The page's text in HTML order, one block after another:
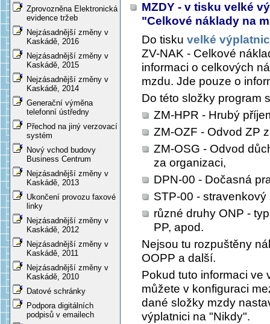
Zprovozněna Elektronická
evidence tržeb
Nejzásadnější změny v
Kaskádě, 2016
Nejzásadnější změny v
Kaskádě, 2015
Nejzásadnější změny v
Kaskádě, 2014
Generační výměna
telefonní ústředny
Přechod na jiný verzovací
systém
Nový vchod budovy
Business Centrum
Nejzásadnější změny v
Kaskádě, 2013
Ukončení provozu faxové
linky
Nejzásadnější změny v
Kaskádě, 2012
Nejzásadnější změny v
Kaskádě, 2011
Nejzásadnější změny v
Kaskádě, 2010
Datové schránky
Podpora digitálních
podpisů v emailech
MZDY - v tisku velké
"Celkové náklady na
Do tisku velké
ZV-NAK - Celkové
informaci o celkových
mzdu. Jde pouze o
Do této složky program
ZM-HPR - Hrubý
ZM-OZF - Odvod ZP
ZM-OSG - Odvod
za organizaci,
DPN-00 - Dočasná
STP-00 - stravenkový
různé druhy ONP -
PP, apod.
Nejsou tu rozpuštěny
OOPP a další.
Pokud tuto informaci ve
můžete v konfiguraci
dané složky mzdy
výplatnici na "Nikdy".